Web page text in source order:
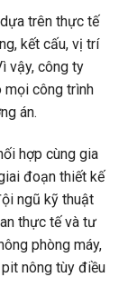
trên thực tế
kết cấu, vị trí
vậy, công ty
mọi công trình
án.
hợp cùng gia
đoạn thiết kế
ngũ kỹ thuật
thực tế và tư
phòng máy,
nông tùy điều